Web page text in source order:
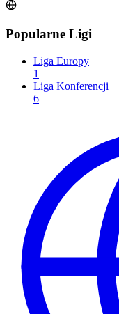
Popularne Ligi
Liga Europy
1
Liga Konferencji
6